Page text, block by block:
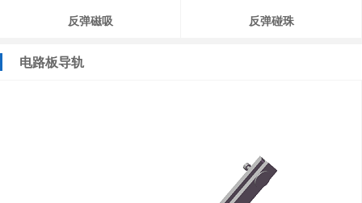
反弹磁吸 反弹碰珠
电路板导轨